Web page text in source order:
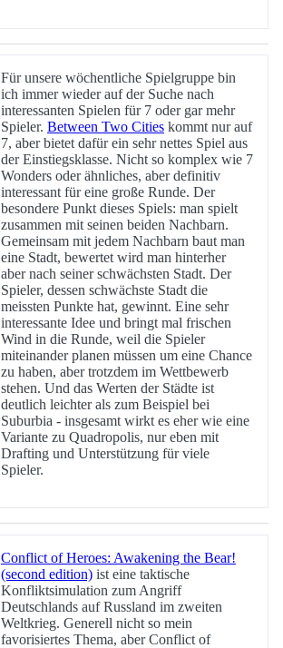
Für unsere wöchentliche Spielgruppe bin
ich immer wieder auf der Suche nach
interessanten Spielen für 7 oder gar mehr
Spieler. Between Two Cities kommt nur auf
7, aber bietet dafür ein sehr nettes Spiel aus
der Einstiegsklasse. Nicht so komplex wie 7
Wonders oder ähnliches, aber definitiv
interessant für eine große Runde. Der
besondere Punkt dieses Spiels: man spielt
zusammen mit seinen beiden Nachbarn.
Gemeinsam mit jedem Nachbarn baut man
eine Stadt, bewertet wird man hinterher
aber nach seiner schwächsten Stadt. Der
Spieler, dessen schwächste Stadt die
meissten Punkte hat, gewinnt. Eine sehr
interessante Idee und bringt mal frischen
Wind in die Runde, weil die Spieler
miteinander planen müssen um eine Chance
zu haben, aber trotzdem im Wettbewerb
stehen. Und das Werten der Städte ist
deutlich leichter als zum Beispiel bei
Suburbia - insgesamt wirkt es eher wie eine
Variante zu Quadropolis, nur eben mit
Drafting und Unterstützung für viele
Spieler.
Conflict of Heroes: Awakening the Bear!
(second edition) ist eine taktische
Konfliktsimulation zum Angriff
Deutschlands auf Russland im zweiten
Weltkrieg. Generell nicht so mein
favorisiertes Thema, aber Conflict of